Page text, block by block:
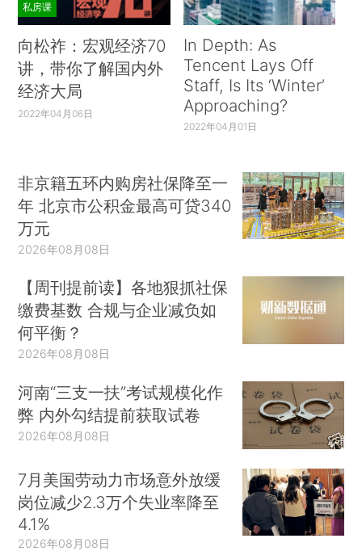
私房课
向松祚：宏观经济70
讲，带你了解国内外
经济大局
2022年04月06日
In Depth: As
Tencent Lays Off
Staff, Is Its ‘Winter’
Approaching?
2022年04月01日
非京籍五环内购房社保降至一
年 北京市公积金最高可贷340
万元
2026年08月08日
【周刊提前读】各地狠抓社保
缴费基数 合规与企业减负如
何平衡？
2026年08月08日
河南“三支一扶”考试规模化作
弊 内外勾结提前获取试卷
2026年08月08日
7月美国劳动力市场意外放缓
岗位减少2.3万个失业率降至
4.1%
2026年08月08日